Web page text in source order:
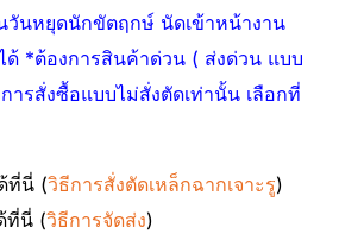
วันหยุดนักขัตฤกษ์ นัดเข้าหน้างาน
ด้ *ต้องการสินค้าด่วน ( ส่งด่วน แบบ
ารสั่งซื้อแบบไม่สั่งตัดเท่านั้น เลือกที่
ที่นี่ (วิธีการสั่งตัดเหล็กฉากเจาะรู)
ที่นี่ (วิธีการจัดส่ง)